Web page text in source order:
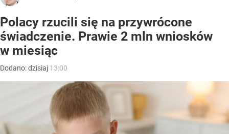
Polacy rzucili się na przywrócone
świadczenie. Prawie 2 mln wniosków
w miesiąc
Dodano:dzisiaj 13:00